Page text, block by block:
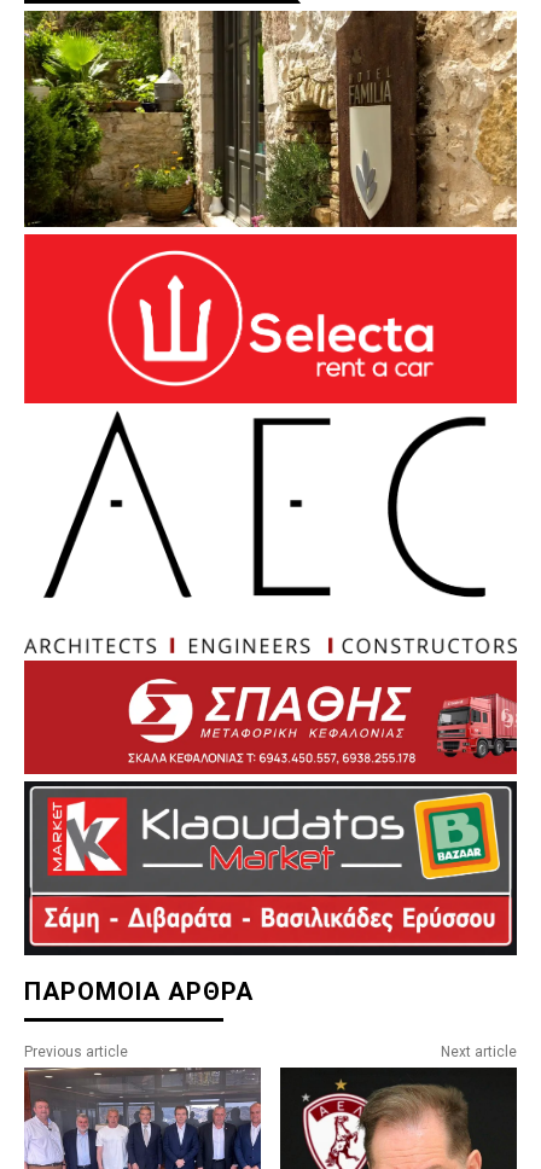
ΠΑΡΟΜΟΙΑ ΑΡΘΡΑ
Previous article Next article